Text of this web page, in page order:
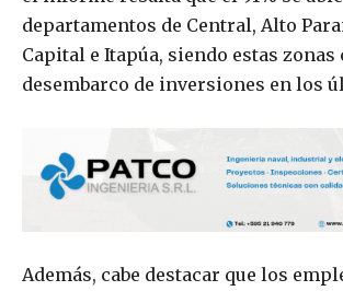
departamentos de Central, Alto
Capital e Itapúa, siendo estas zonas
desembarco de inversiones en los
Además, cabe destacar que los